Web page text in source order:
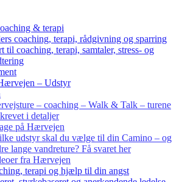
& terapi
coaching, terapi, rådgivning og sparring
til coaching, terapi, samtaler, stress- og
– Udstyr
– coaching – Walk & Talk – turene
i detaljer
på Hærvejen
udstyr skal du vælge til din Camino – og
lange vandreture? Få svaret her
fra Hærvejen
terapi og hjælp til din angst